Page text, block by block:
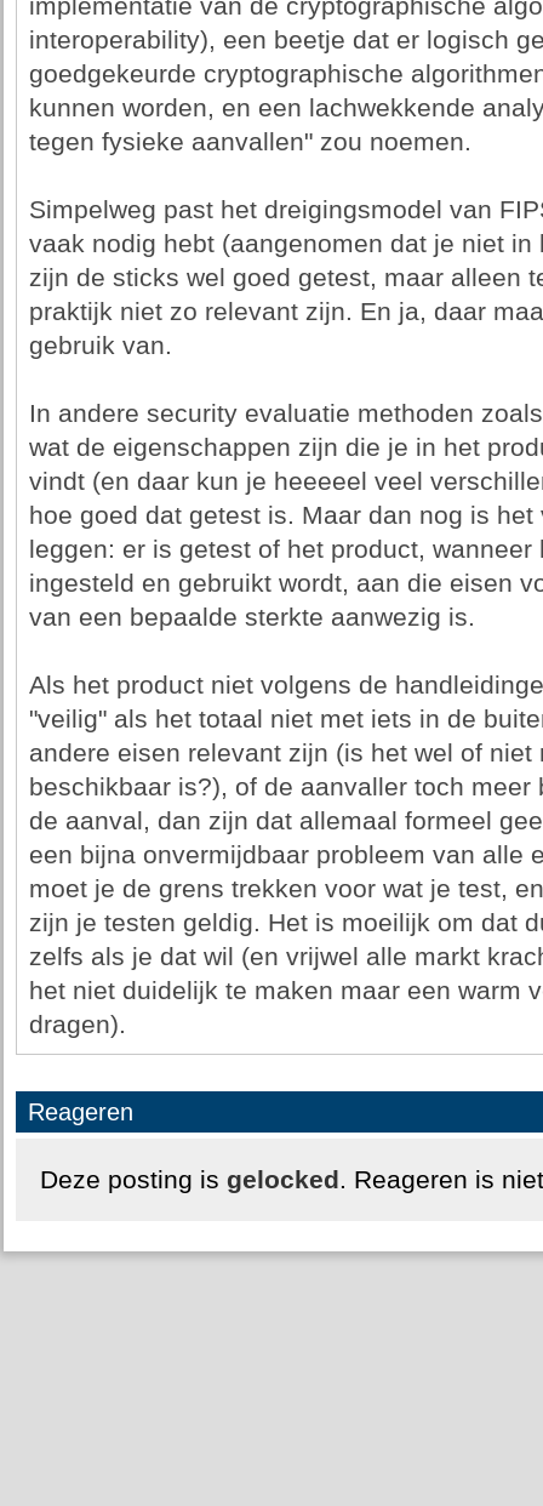
implementatie van de cryptographische
interoperability), een beetje dat er logisch
goedgekeurde cryptographische
kunnen worden, en een lachwekkende
tegen fysieke aanvallen" zou noemen.
Simpelweg past het dreigingsmodel van
vaak nodig hebt (aangenomen dat je niet
zijn de sticks wel goed getest, maar alleen
praktijk niet zo relevant zijn. En ja, daar
gebruik van.
In andere security evaluatie methoden
wat de eigenschappen zijn die je in het
vindt (en daar kun je heeeeel veel
hoe goed dat getest is. Maar dan nog is
leggen: er is getest of het product,
ingesteld en gebruikt wordt, aan die eisen
van een bepaalde sterkte aanwezig is.
Als het product niet volgens de
"veilig" als het totaal niet met iets in de
andere eisen relevant zijn (is het wel of
beschikbaar is?), of de aanvaller toch
de aanval, dan zijn dat allemaal formeel
een bijna onvermijdbaar probleem van alle
moet je de grens trekken voor wat je test,
zijn je testen geldig. Het is moeilijk om dat
zelfs als je dat wil (en vrijwel alle markt
het niet duidelijk te maken maar een warm
dragen).
Reageren
Deze posting is gelocked. Reageren is